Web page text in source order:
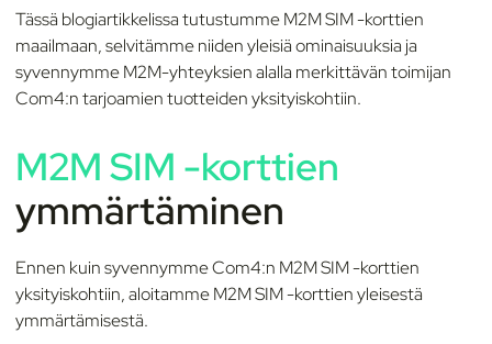
Tässä blogiartikkelissa tutustumme M2M SIM -korttien
maailmaan, selvitämme niiden yleisiä ominaisuuksia ja
syvennymme M2M-yhteyksien alalla merkittävän toimijan
Com4:n tarjoamien tuotteiden yksityiskohtiin.
M2M SIM -korttien
ymmärtäminen
Ennen kuin syvennymme Com4:n M2M SIM -korttien
yksityiskohtiin, aloitamme M2M SIM -korttien yleisestä
ymmärtämisestä.